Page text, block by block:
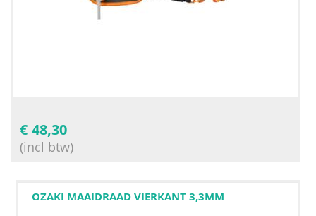
€ 48,30
(incl btw)
OZAKI MAAIDRAAD VIERKANT 3,3MM